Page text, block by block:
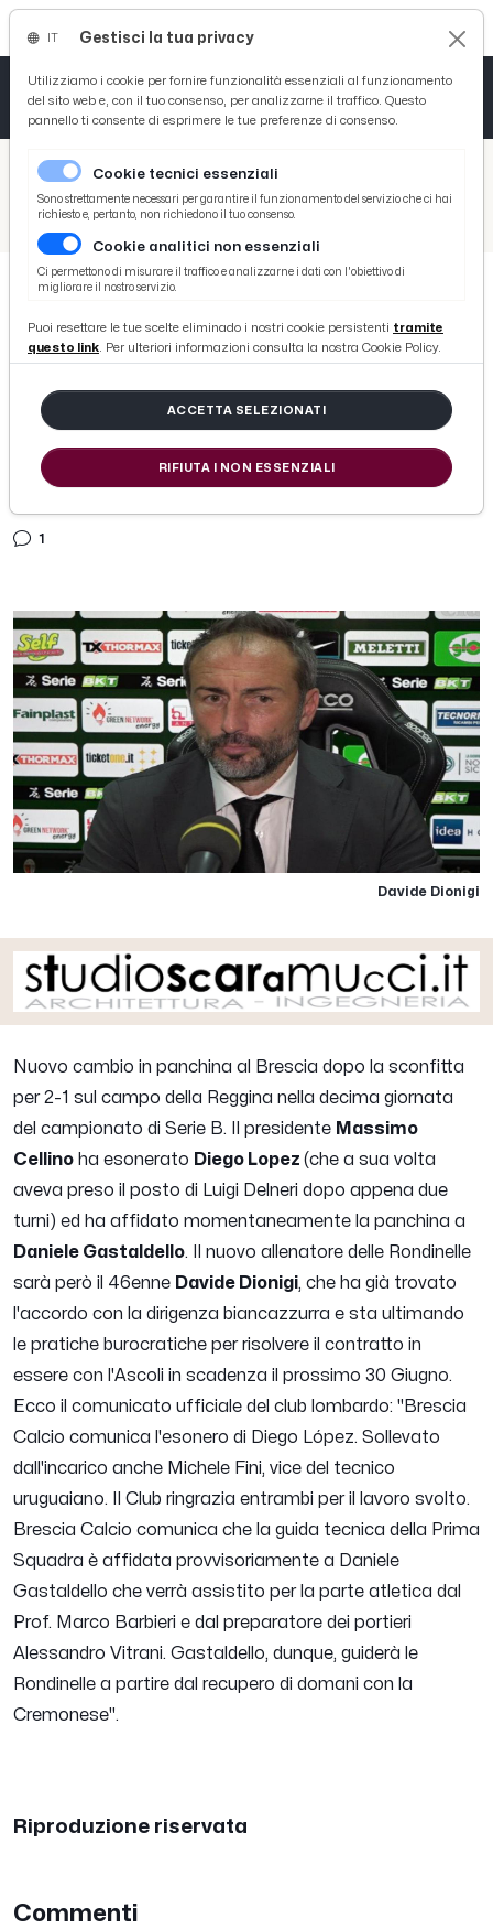
/ Picenotime
/ Serie B
Brescia, esonerato Lopez. Squadra momentaneamente a Gastaldello ma è pronto Dionigi
Brescia, esonerato Lopez. Squadra
momentaneamente a Gastaldello
ma è pronto Dionigi
di Redazione Picenotime
1
Davide Dionigi
Nuovo cambio in panchina al Brescia dopo la sconfitta
per 2-1 sul campo della Reggina nella decima giornata
del campionato di Serie B. Il presidente Massimo
Cellino ha esonerato Diego Lopez (che a sua volta
aveva preso il posto di Luigi Delneri dopo appena due
turni) ed ha affidato momentaneamente la panchina a
Daniele Gastaldello. Il nuovo allenatore delle Rondinelle
sarà però il 46enne Davide Dionigi, che ha già trovato
l'accordo con la dirigenza biancazzurra e sta ultimando
le pratiche burocratiche per risolvere il contratto in
essere con l'Ascoli in scadenza il prossimo 30 Giugno.
Ecco il comunicato ufficiale del club lombardo: "Brescia
Calcio comunica l'esonero di Diego López. Sollevato
dall'incarico anche Michele Fini, vice del tecnico
uruguaiano. Il Club ringrazia entrambi per il lavoro svolto.
Brescia Calcio comunica che la guida tecnica della Prima
Squadra è affidata provvisoriamente a Daniele
Gastaldello che verrà assistito per la parte atletica dal
Prof. Marco Barbieri e dal preparatore dei portieri
Alessandro Vitrani. Gastaldello, dunque, guiderà le
Rondinelle a partire dal recupero di domani con la
Cremonese".
Riproduzione riservata
Commenti
Gestisci la tua privacy
Utilizziamo i cookie per fornire funzionalità essenziali al funzionamento
del sito web e, con il tuo consenso, per analizzarne il traffico. Questo
pannello ti consente di esprimere le tue preferenze di consenso.
Cookie tecnici essenziali
Sono strettamente necessari per garantire il funzionamento del servizio che ci hai
richiesto e, pertanto, non richiedono il tuo consenso.
Cookie analitici non essenziali
Ci permettono di misurare il traffico e analizzarne i dati con l'obiettivo di
migliorare il nostro servizio.
Puoi resettare le tue scelte eliminado i nostri cookie persistenti tramite
questo link. Per ulteriori informazioni consulta la nostra Cookie Policy.
ACCETTA SELEZIONATI
RIFIUTA I NON ESSENZIALI
Tutto News
Tutto Sport
Basket
Ciclismo
Tutto Curiosità